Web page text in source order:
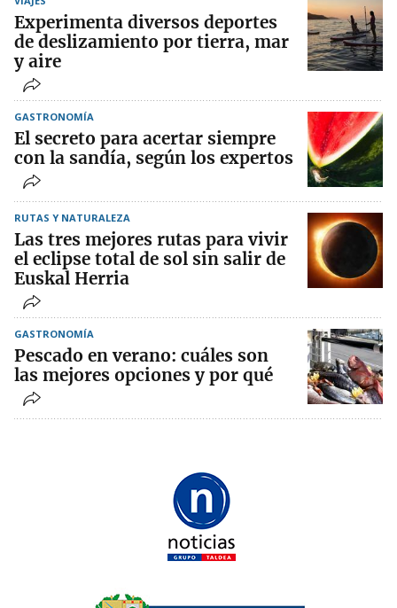
Experimenta diversos deportes
de deslizamiento por tierra, mar
y aire
GASTRONOMÍA
El secreto para acertar siempre
con la sandía, según los expertos
RUTAS Y NATURALEZA
Las tres mejores rutas para vivir
el eclipse total de sol sin salir de
Euskal Herria
GASTRONOMÍA
Pescado en verano: cuáles son
las mejores opciones y por qué